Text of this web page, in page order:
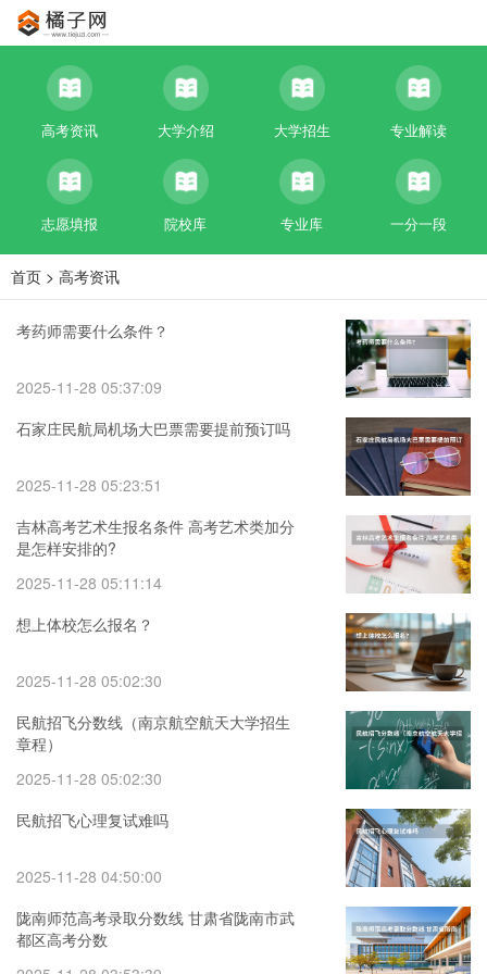
高考资讯 大学介绍 大学招生 专业解读
志愿填报 院校库 专业库 一分一段
首页 > 高考资讯
考药师需要什么条件？
2025-11-28 05:37:09
石家庄民航局机场大巴票需要提前预订吗
2025-11-28 05:23:51
吉林高考艺术生报名条件 高考艺术类加分
是怎样安排的?
2025-11-28 05:11:14
想上体校怎么报名？
2025-11-28 05:02:30
民航招飞分数线（南京航空航天大学招生
章程）
2025-11-28 05:02:30
民航招飞心理复试难吗
2025-11-28 04:50:00
陇南师范高考录取分数线 甘肃省陇南市武
都区高考分数